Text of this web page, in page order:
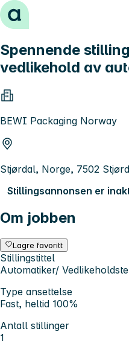
Hopp til innhold
Spennende
vedlikehold av
BEWI Packaging Norway
Stjørdal, Norge, 7502
Stillingsannonsen er
Om jobben
Lagre favoritt
Stillingstittel
Automatiker/
Type ansettelse
Fast, heltid 100%
Antall stillinger
1